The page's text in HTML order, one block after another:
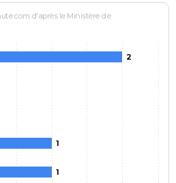
d'après le Ministère de
2
1
1